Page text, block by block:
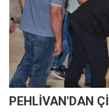
PEHLİVAN'DAN